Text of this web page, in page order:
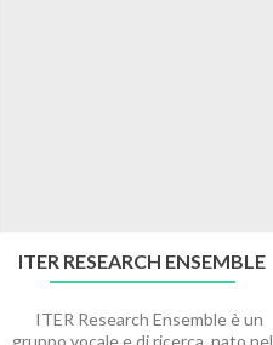
ITER RESEARCH ENSEMBLE
ITER Research Ensemble è un
gruppo vocale e di ricerca, nato nel